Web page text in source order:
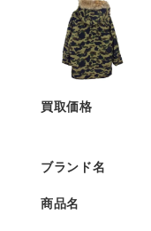
買取価格
ブランド名
商品名